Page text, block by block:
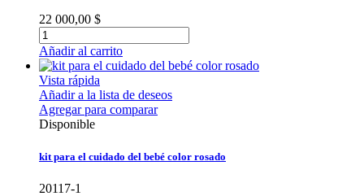
22 000,00 $
Añadir al carrito
Vista rápida
Añadir a la lista de deseos
Agregar para comparar
Disponible
kit para el cuidado del bebé color rosado
20117-1